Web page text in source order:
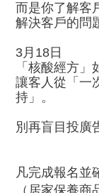
而是你了解客
解決客戶的問
3月18日
「核酸經方
讓客人從「一
持」。
別再盲目投廣
凡完成報名並
（居家保養